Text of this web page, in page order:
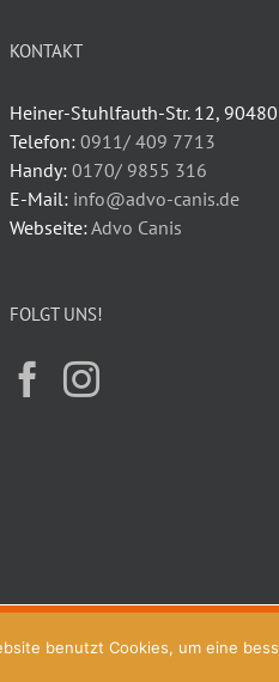
KONTAKT
Heiner-Stuhlfauth-Str. 12,
Telefon: 0911/ 409 7713
Handy: 0170/ 9855 316
E-Mail: info@advo-canis.de
Webseite:Advo Canis
FOLGT UNS!
Copyright © 2026 Advo-Canis® | Alle
benutzt Cookies, um eine